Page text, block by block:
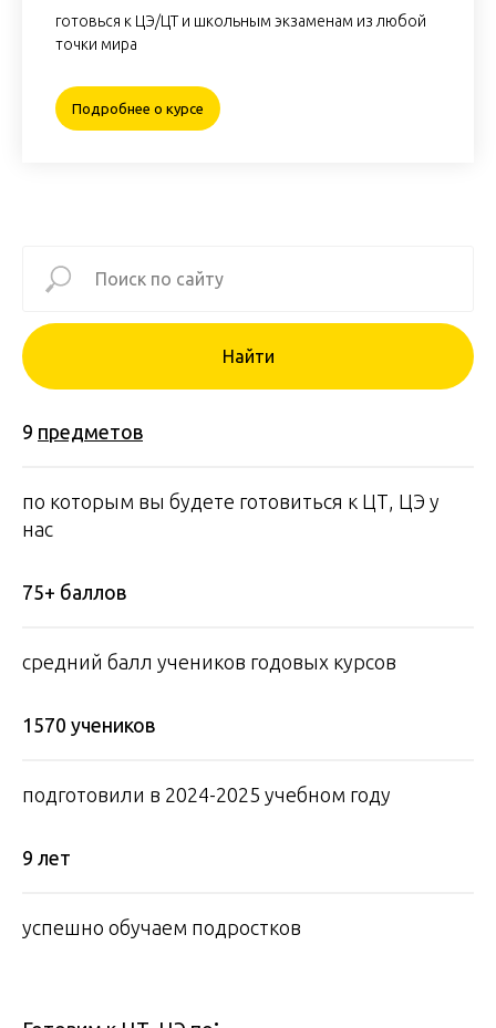
готовься к ЦЭ/ЦТ и школьным экзаменам из любой
точки мира
Подробнее о курсе
Найти
9 пр едметов
по которым вы будете готовиться к ЦТ, ЦЭ у
нас
75+ баллов
средний балл учеников годовых курсов
1570 учеников
подготовили в 2024-2025 учебном году
9 лет
успешно обучаем подростков